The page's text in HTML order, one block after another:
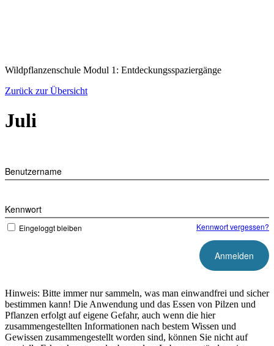
Wildpflanzenschule Modul 1: Entdeckungsspaziergänge
Zurück zur Übersicht
Juli
Benutzername
Kennwort
Eingeloggt bleiben Kennwort vergessen?
Hinweis: Bitte immer nur sammeln, was man einwandfrei und sicher
bestimmen kann! Die Anwendung und das Essen von Pilzen und
Pflanzen erfolgt auf eigene Gefahr, auch wenn die hier
zusammengestellten Informationen nach bestem Wissen und
Gewissen zusammengestellt worden sind, können Sie nicht auf